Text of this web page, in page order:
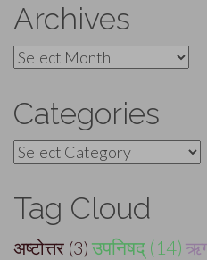
Archives
Archives
Categories
Categories
Tag Cloud
अष्टोत्तर (3) उपनिषद् (14)